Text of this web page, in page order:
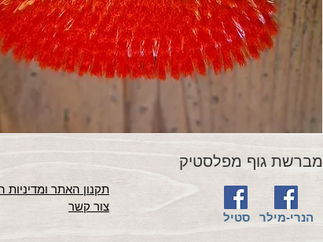
מברשת גוף מפלסטיק
תקנון האתר ומדיניות
צור קשר
סטיל
הנרי-מילר